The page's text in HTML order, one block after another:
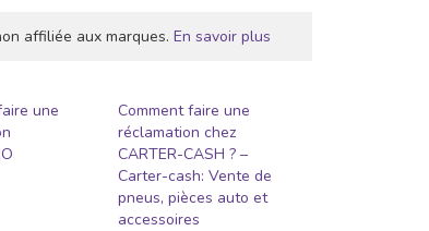
affiliée aux marques. En savoir plus
une
Comment faire une
réclamation chez
CARTER-CASH ? –
Carter-cash: Vente de
pneus, pièces auto et
accessoires